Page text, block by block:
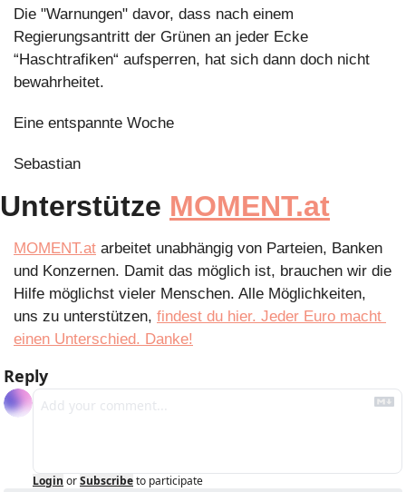
Die "Warnungen" davor, dass nach einem
Regierungsantritt der Grünen an jeder Ecke
“Haschtrafiken“ aufsperren, hat sich dann doch nicht
bewahrheitet.
Eine entspannte Woche
Sebastian
Unterstütze MOMENT.at
MOMENT.at arbeitet unabhängig von Parteien, Banken
und Konzernen. Damit das möglich ist, brauchen wir die
Hilfe möglichst vieler Menschen. Alle Möglichkeiten,
uns zu unterstützen, findest du hier. Jeder Euro macht
einen Unterschied. Danke!
Reply
Login orSubscribeto participate